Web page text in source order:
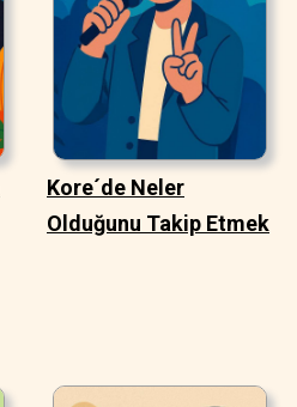
Kore´de Neler
Olduğunu Takip Etmek